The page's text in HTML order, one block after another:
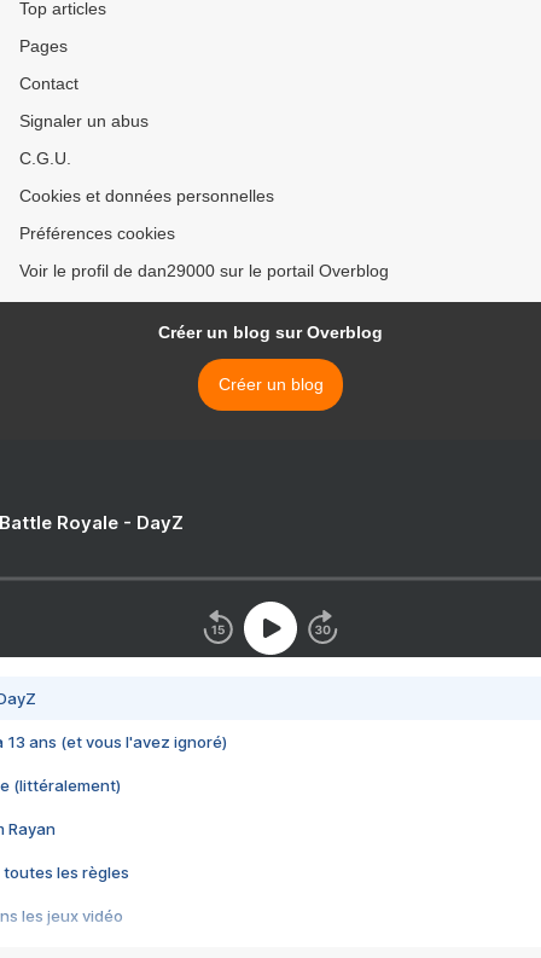
Top articles
Pages
Contact
Signaler un abus
C.G.U.
Cookies et données personnelles
Préférences cookies
Voir le profil de dan29000 sur le portail Overblog
Créer un blog sur Overblog
Créer un blog
Royale - DayZ
13 ans (et vous l'avez ignoré)
(littéralement)
Rayan
toutes les règles
les jeux vidéo